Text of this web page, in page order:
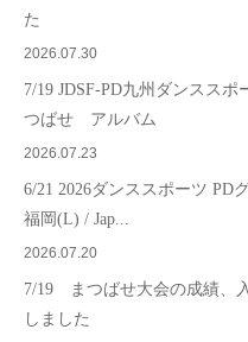
た
2026.07.30
7/19 JDSF-PD九州ダンススポ
つばせ アルバム
2026.07.23
6/21 2026ダンススポーツ PD
福岡(L) / Jap...
2026.07.20
7/19 まつばせ大会の成績、
しました